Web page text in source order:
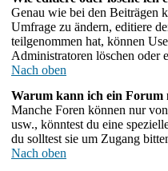
Genau wie bei den Beiträgen
Umfrage zu ändern, editiere
teilgenommen hat, können
Administratoren löschen oder
Nach oben
Warum kann ich ein Forum
Manche Foren können nur
usw., könntest du eine
du solltest sie um Zugang
Nach oben